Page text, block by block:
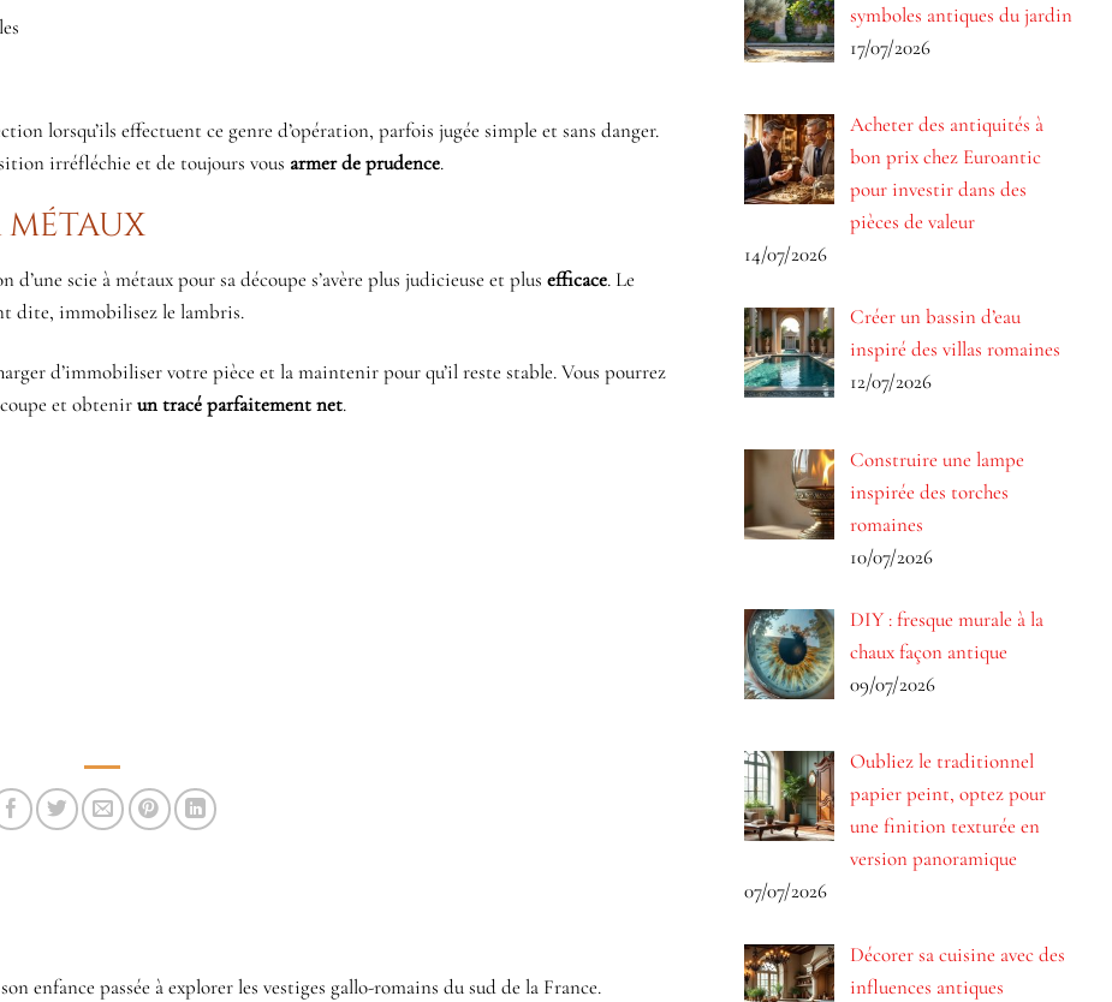
lorsqu’ils effectuent ce genre d’opération, parfois jugée simple et sans danger.
irréfléchie et de toujours vous armer de prudence.
métaux
d’une scie à métaux pour sa découpe s’avère plus judicieuse et plus efficace. Le
dite, immobilisez le lambris.
d’immobiliser votre pièce et la maintenir pour qu’il reste stable. Vous pourrez
et obtenirun tracé parfaitement net.
enfance passée à explorer les vestiges gallo-romains du sud de la France.
symboles antiques du jardin
17/07/2026
Acheter des antiquités à
bon prix chez Euroantic
pour investir dans des
pièces de valeur
14/07/2026
Créer un bassin d’eau
inspiré des villas romaines
12/07/2026
Construire une lampe
inspirée des torches
romaines
10/07/2026
DIY : fresque murale à la
chaux façon antique
09/07/2026
Oubliez le traditionnel
papier peint, optez pour
une finition texturée en
version panoramique
07/07/2026
Décorer sa cuisine avec des
influences antiques